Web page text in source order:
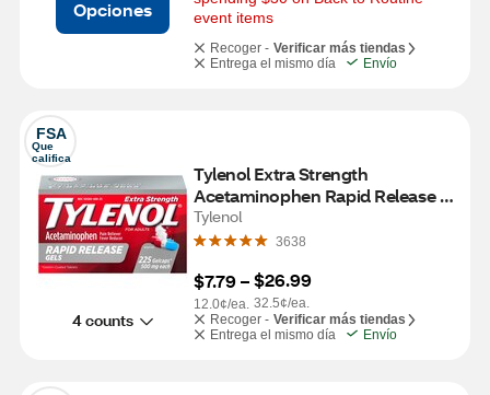
Opciones
event items
Recoger - Verificar más tiendas
Entrega el mismo día
Envío
FSA
Que
califica
4 counts
Tylenol Extra Strength
Acetaminophen Rapid Release
Gels, 225 CT
Tylenol
3638
$7.79 –
12.0¢/ea.
$26.99
32.5¢/ea.
Recoger - Verificar más tiendas
Entrega el mismo día
Envío